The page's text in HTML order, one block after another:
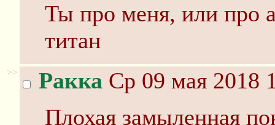
Ты про меня, или про
титан
>> Ракка Ср 09 мая 2018
Плохая замыленная